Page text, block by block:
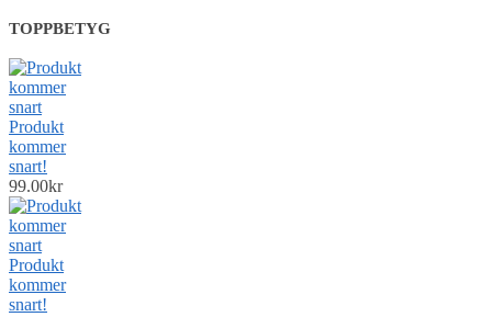
TOPPBETYG
Produkt
kommer
snart!
99.00kr
Produkt
kommer
snart!